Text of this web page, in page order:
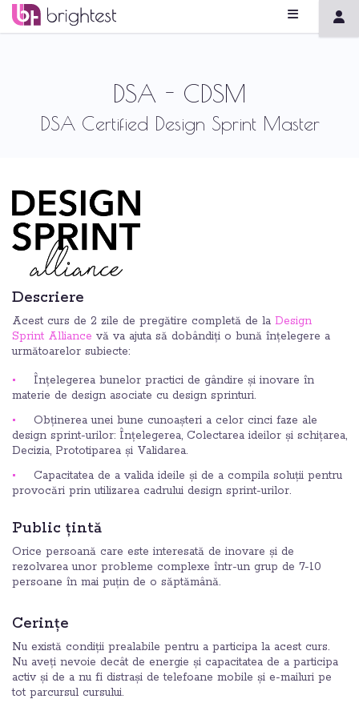
DSA - CDSM
DSA Certified Design Sprint Master
Descriere
Acest curs de 2 zile de pregătire completă de la Design
Sprint Alliance vă va ajuta să dobândiți o bună înțelegere a
următoarelor subiecte:
Înțelegerea bunelor practici de gândire și inovare în
materie de design asociate cu design sprinturi.
Obținerea unei bune cunoașteri a celor cinci faze ale
design sprint-urilor: Înțelegerea, Colectarea ideilor și schițarea,
Decizia, Prototiparea și Validarea.
Capacitatea de a valida ideile și de a compila soluții pentru
provocări prin utilizarea cadrului design sprint-urilor.
Public țintă
Orice persoană care este interesată de inovare și de
rezolvarea unor probleme complexe într-un grup de 7-10
persoane în mai puțin de o săptămână.
Cerințe
Nu există condiții prealabile pentru a participa la acest curs.
Nu aveți nevoie decât de energie și capacitatea de a participa
activ și de a nu fi distrași de telefoane mobile și e-mailuri pe
tot parcursul cursului.